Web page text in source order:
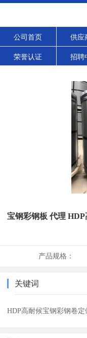
公司首页 供应
荣誉认证 招聘
宝钢彩钢板 代理
产品规格：
关键词
HDP高耐候宝钢彩钢卷定